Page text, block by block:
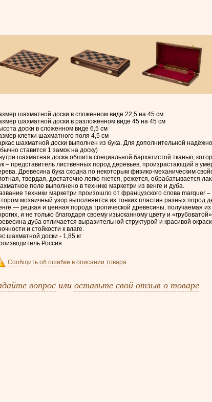
шахматной доски в сложенном виде 22,5 на 45 см
шахматной доски в разложенном виде 45 на 45 см
доски в сложенном виде 6,5 см
клетки шахматного поля 4,5 см
шахматной доски выполнен из бука. Для дополнительной
ставится 1 замок на доску)
шахматная доска обшита специальной бархатистой тканью,
– представитель лиственных пород деревьев, произрастающий в
Древесина бука сходна по некоторым физико-механическим
твердая, достаточно легко гнется, режется, обрабатывается
поле выполнено в технике маркетри из венге и дуба.
техники маркетри произошло от французского слова marquer
мозаичный узор выполняется из тонких пластин разных пород
— редкая и ценная порода тропической древесины, получаемая
и не только благодаря своему изысканному цвету и
дуба отличается выразительной структурой и красивой
и стойкости к влаге.
шахматной доски - 1,85 кг
Россия
Сообщить об ошибке в описании товара
вопрос или оставьте свой отзыв о товаре